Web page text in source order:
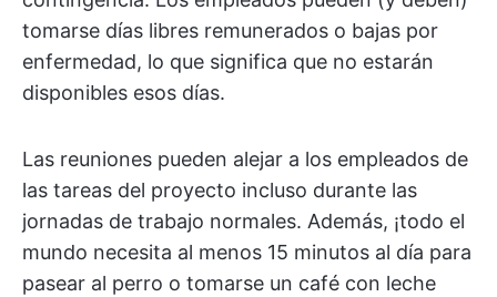
tomarse días libres remunerados o bajas por
enfermedad, lo que significa que no estarán
disponibles esos días.
Las reuniones pueden alejar a los empleados de
las tareas del proyecto incluso durante las
jornadas de trabajo normales. Además, ¡todo el
mundo necesita al menos 15 minutos al día para
pasear al perro o tomarse un café con leche